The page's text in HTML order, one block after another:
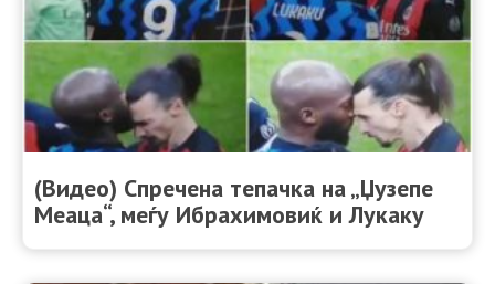
(Видео) Спречена тепачка на „Џузепе
Меаца“, меѓу Ибрахимовиќ и Лукаку